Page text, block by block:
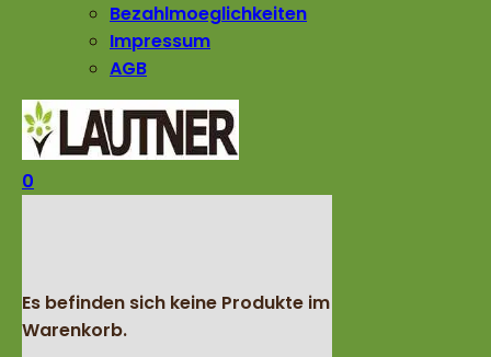
Bezahlmoeglichkeiten
Impressum
AGB
0
Es befinden sich keine Produkte im
Warenkorb.